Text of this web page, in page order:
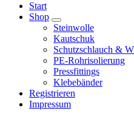
Start
Shop
Steinwolle
Kautschuk
Schutzschlauch &
PE-Rohrisolierung
Pressfittings
Klebebänder
Registrieren
Impressum